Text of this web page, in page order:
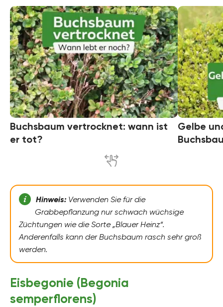
Buchsbaum vertrocknet: wann ist
er tot?
Gelbe
Hinweis: Verwenden Sie für die
Grabbepflanzung nur schwach wüchsige
Züchtungen wie die Sorte „Blauer Heinz“.
Anderenfalls kann der Buchsbaum rasch sehr groß
werden.
Eisbegonie (Begonia
semperflorens)